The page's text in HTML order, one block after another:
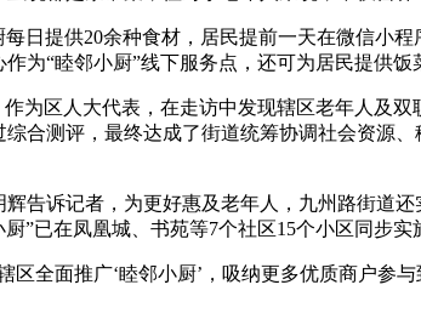
提供20余种食材，居民提前一天在微信小
为“睦邻小厨”线下服务点，还可为居民提供饭
区人大代表，在走访中发现辖区老年人及
合测评，最终达成了街道统筹协调社会资源
诉记者，为更好惠及老年人，九州路街道
”已在凤凰城、书苑等7个社区15个小区同步
面推广‘睦邻小厨’，吸纳更多优质商户参与